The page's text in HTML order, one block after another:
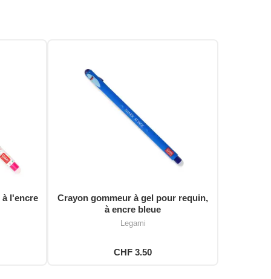
à l'encre
Crayon gommeur à gel pour requin,
à encre bleue
Legami
CHF 3.50